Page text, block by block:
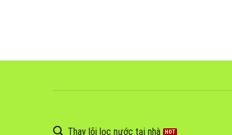
Thay lõi lọc nước tại nhà